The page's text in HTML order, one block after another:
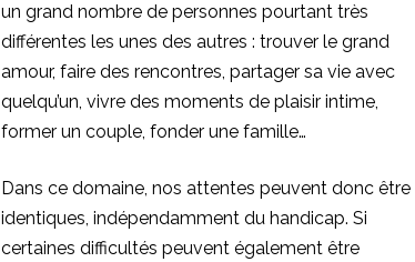
un grand nombre de personnes pourtant très
différentes les unes des autres : trouver le grand
amour, faire des rencontres, partager sa vie avec
quelqu’un, vivre des moments de plaisir intime,
former un couple, fonder une famille…
Dans ce domaine, nos attentes peuvent donc être
identiques, indépendamment du handicap. Si
certaines difficultés peuvent également être